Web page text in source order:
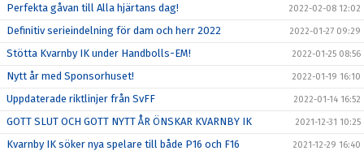
Perfekta gåvan till Alla hjärtans dag! 2022-02-08 12:02
Definitiv serieindelning för dam och herr 2022 2022-01-27 09:29
Stötta Kvarnby IK under Handbolls-EM! 2022-01-25 08:56
Nytt år med Sponsorhuset! 2022-01-19 16:10
Uppdaterade riktlinjer från SvFF 2022-01-14 16:52
GOTT SLUT OCH GOTT NYTT ÅR ÖNSKAR KVARNBY IK 2021-12-31 10:25
Kvarnby IK söker nya spelare till både P16 och F16 2021-12-29 16:40